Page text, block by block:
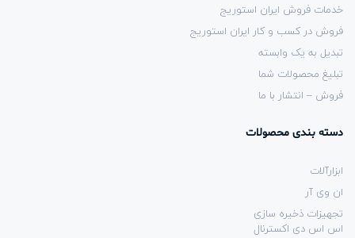
خدمات فروش ایران استوریج
فروش در کسب و کار ایران استوریج
تبدیل به یک وابسته
تبلیغ محصولات شما
فروش – انتشار با ما
دسته بندی محصولات
ابزارآلات
ان وی آر
تجهیزات ذخیره سازی
اس اس دی اکسترنال